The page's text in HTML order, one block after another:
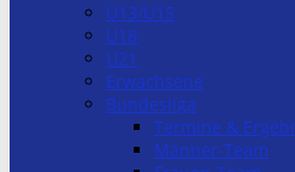
U13/U15
U18
U21
Erwachsene
Bundesliga
Termine &
Männer-Team